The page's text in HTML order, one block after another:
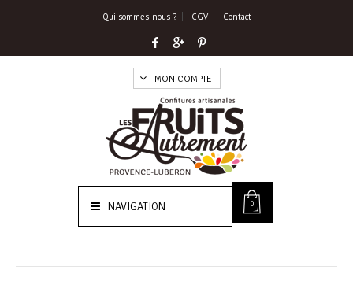
Qui sommes-nous ? CGV Contact
MON COMPTE
0
NAVIGATION